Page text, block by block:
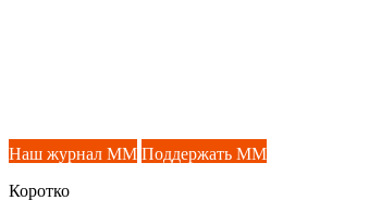
Наш журнал ММ Поддержать ММ
Коротко